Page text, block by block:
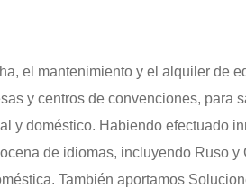
el mantenimiento y el alquiler de
y centros de convenciones, para
y doméstico. Habiendo efectuado
de idiomas, incluyendo Ruso
También aportamos